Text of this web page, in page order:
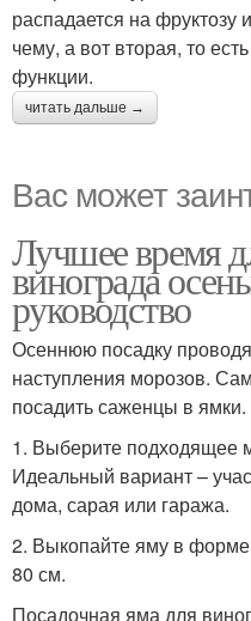
распадается на фруктозу
чему, а вот вторая, то
функции.
читать дальше →
Вас может
Лучшее время
винограда
руководство
Осеннюю посадку
наступления морозов.
посадить саженцы в ямки.
1. Выберите подходящее
Идеальный вариант –
дома, сарая или гаража.
2. Выкопайте яму в
80 см.
Посадочная яма для